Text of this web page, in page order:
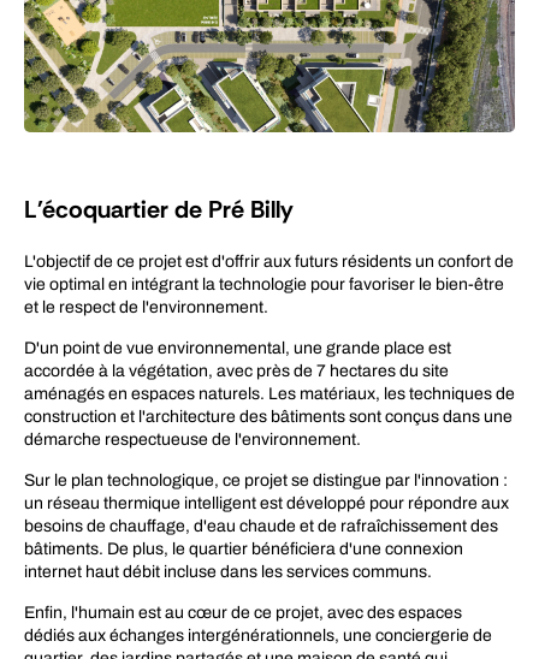
L'écoquartier de Pré Billy
L'objectif de ce projet est d'offrir aux futurs résidents un confort de
vie optimal en intégrant la technologie pour favoriser le bien-être
et le respect de l'environnement.
D'un point de vue environnemental, une grande place est
accordée à la végétation, avec près de 7 hectares du site
aménagés en espaces naturels. Les matériaux, les techniques de
construction et l'architecture des bâtiments sont conçus dans une
démarche respectueuse de l'environnement.
Sur le plan technologique, ce projet se distingue par l'innovation :
un réseau thermique intelligent est développé pour répondre aux
besoins de chauffage, d'eau chaude et de rafraîchissement des
bâtiments. De plus, le quartier bénéficiera d'une connexion
internet haut débit incluse dans les services communs.
Enfin, l'humain est au cœur de ce projet, avec des espaces
dédiés aux échanges intergénérationnels, une conciergerie de